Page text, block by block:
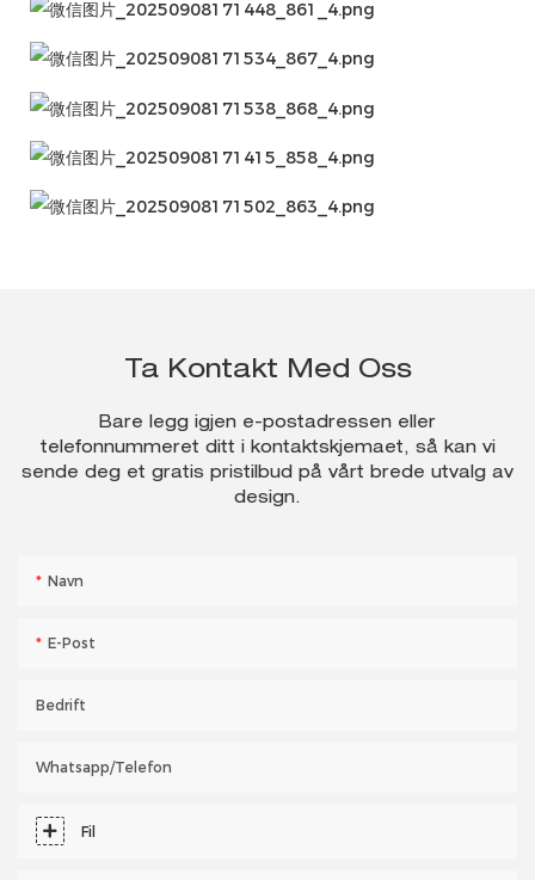
Ta Kontakt Med Oss
Bare legg igjen e-postadressen eller
telefonnummeret ditt i kontaktskjemaet, så kan vi
sende deg et gratis pristilbud på vårt brede utvalg av
design.
Navn
E-Post
Bedrift
Whatsapp/telefon
Fil